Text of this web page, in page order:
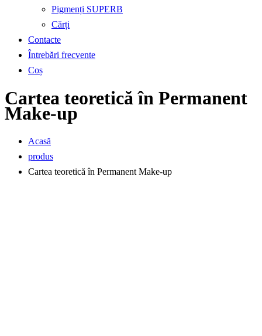
Pigmenți SUPERB
Cărți
Contacte
Întrebări frecvente
Coș
Cartea teoretică în Permanent
Make-up
Acasă
produs
Cartea teoretică în Permanent Make-up